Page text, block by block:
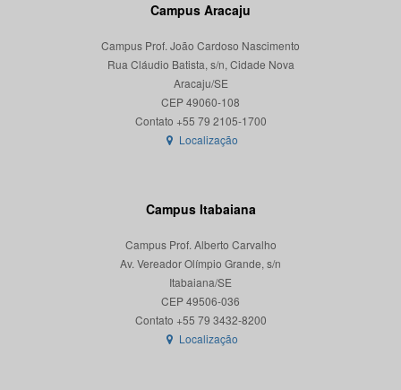
Campus Aracaju
Campus Prof. João Cardoso Nascimento
Rua Cláudio Batista, s/n, Cidade Nova
Aracaju/SE
CEP 49060-108
Localização
Campus Itabaiana
Campus Prof. Alberto Carvalho
Av. Vereador Olímpio Grande, s/n
Itabaiana/SE
CEP 49506-036
Localização